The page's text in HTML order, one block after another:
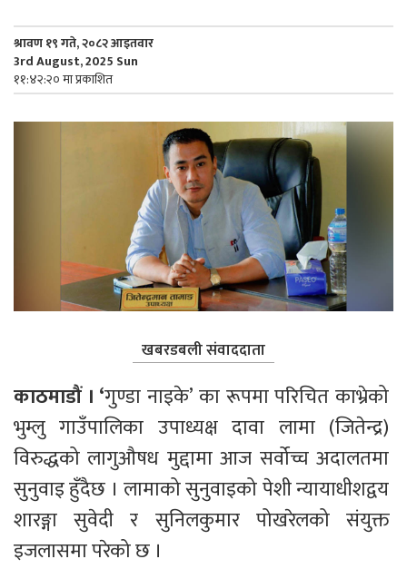
श्रावण १९ गते, २०८२ आइतवार
3rd August, 2025 Sun
११:४२:२० मा प्रकाशित
खबरडबली संवाददाता
काठमाडौं । ‘गुण्डा नाइके’ का रूपमा परिचित काभ्रेको
भुम्लु गाउँपालिका उपाध्यक्ष दावा लामा (जितेन्द्र)
विरुद्धको लागुऔषध मुद्दामा आज सर्वोच्च अदालतमा
सुनुवाइ हुँदैछ । लामाको सुनुवाइको पेशी न्यायाधीशद्वय
शारङ्गा सुवेदी र सुनिलकुमार पोखरेलको संयुक्त
इजलासमा परेको छ ।